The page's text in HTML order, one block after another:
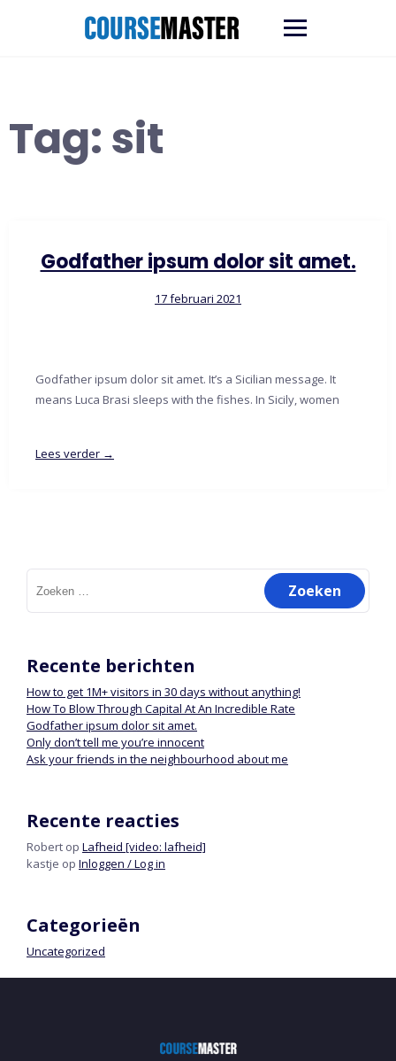
Tag:sit
Godfather ipsum dolor sit amet.
17 februari 2021
Godfather ipsum dolor sit amet. It’s a Sicilian message. It
means Luca Brasi sleeps with the fishes. In Sicily, women
Lees verder →
Zoeken
naar:
Recente berichten
How to get 1M+ visitors in 30 days without anything!
How To Blow Through Capital At An Incredible Rate
Godfather ipsum dolor sit amet.
Only don’t tell me you’re innocent
Ask your friends in the neighbourhood about me
Recente reacties
Robert op Lafheid [video: lafheid]
kastje op Inloggen / Log in
Categorieën
Uncategorized